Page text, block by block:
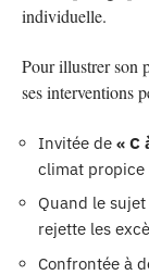
individuelle.
Pour illustrer son
ses interventions
Invitée de « C
climat propice
Quand le
rejette les
Confrontée à